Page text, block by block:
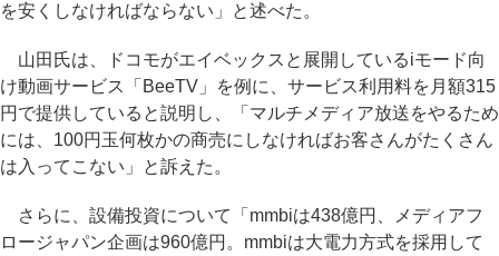
を安くしなければならない」と述べた。
山田氏は、ドコモがエイベックスと展開しているiモード向
け動画サービス「BeeTV」を例に、サービス利用料を月額315
円で提供していると説明し、「マルチメディア放送をやるため
には、100円玉何枚かの商売にしなければお客さんがたくさん
は入ってこない」と訴えた。
さらに、設備投資について「mmbiは438億円、メディアフ
ロージャパン企画は960億円。mmbiは大電力方式を採用して